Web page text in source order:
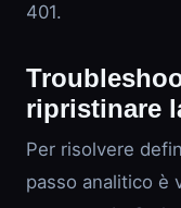
401.
ripristinare
Per risolvere
passo analitico è